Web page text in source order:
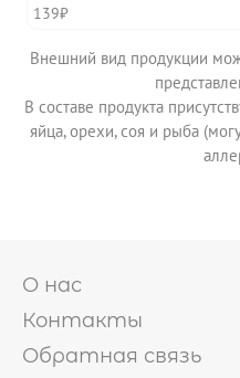
139₽
Внешний вид продукции
В составе продукта
яйца, орехи, соя и рыба
О нас
Контакты
Обратная связь